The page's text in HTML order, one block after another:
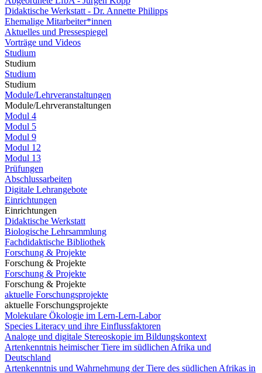
Didaktische Werkstatt - Dr. Annette Philipps
Ehemalige Mitarbeiter*innen
Aktuelles und Pressespiegel
Vorträge und Videos
Studium
Studium
Studium
Studium
Module/Lehrveranstaltungen
Module/Lehrveranstaltungen
Modul 4
Modul 5
Modul 9
Modul 12
Modul 13
Prüfungen
Abschlussarbeiten
Digitale Lehrangebote
Einrichtungen
Einrichtungen
Didaktische Werkstatt
Biologische Lehrsammlung
Fachdidaktische Bibliothek
Forschung & Projekte
Forschung & Projekte
Forschung & Projekte
Forschung & Projekte
aktuelle Forschungsprojekte
aktuelle Forschungsprojekte
Molekulare Ökologie im Lern-Lern-Labor
Species Literacy und ihre Einflussfaktoren
Analoge und digitale Stereoskopie im Bildungskontext
Artenkenntnis heimischer Tiere im südlichen Afrika und
Deutschland
Artenkenntnis und Wahrnehmung der Tiere des südlichen Afrikas in